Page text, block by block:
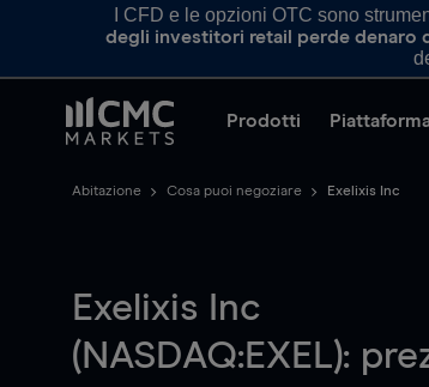
I CFD e le opzioni OTC sono
degli investitori retail perde denaro
Prodotti
Abitazione Cosa puoi negoziare Exelixis Inc
Exelixis Inc
(NASDAQ:EXEL):